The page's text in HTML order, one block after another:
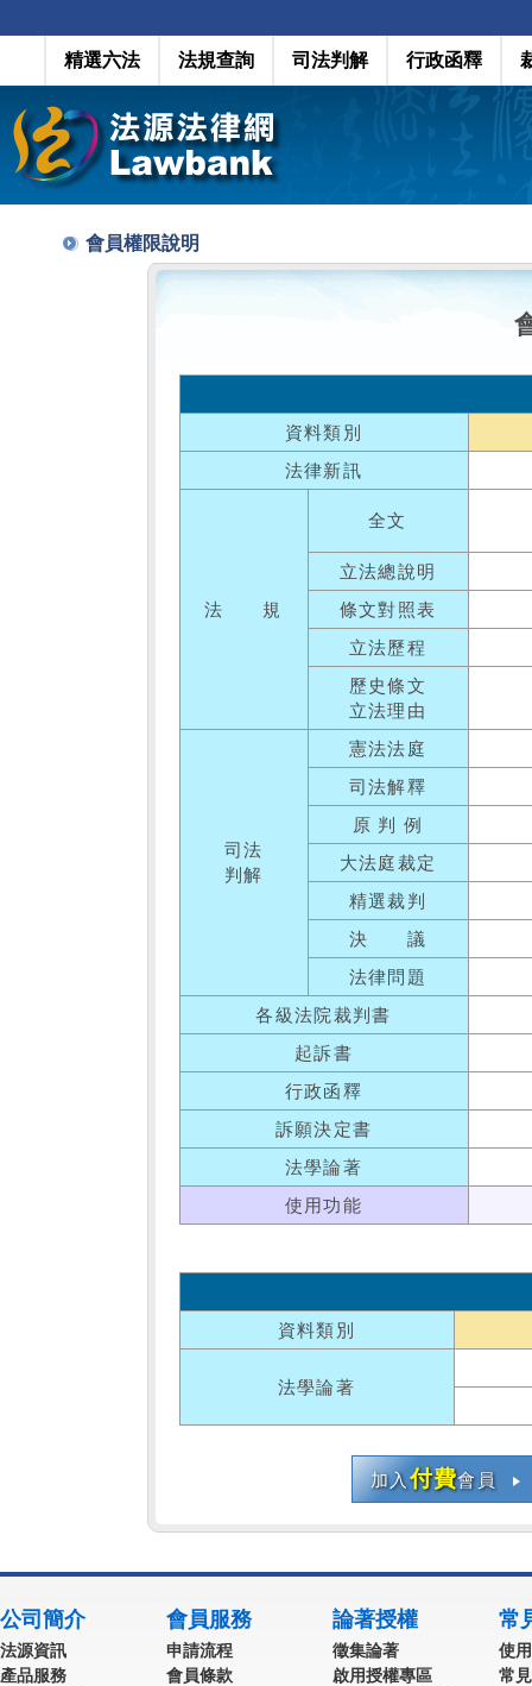
精選六法 法規查詢 司法判解 行政函釋
會員權限說明
資料類別
法律新訊
法 規
全文
立法總說明
條文對照表
立法歷程
歷史條文
立法理由
司法
判解
憲法法庭
司法解釋
原 判 例
大法庭裁定
精選裁判
決 議
法律問題
各級法院裁判書
起訴書
行政函釋
訴願決定書
法學論著
使用功能
資料類別
法學論著
加入付費會員
公司簡介
法源資訊
產品服務
會員服務
申請流程
會員條款
論著授權
徵集論著
啟用授權專區
常
使
常